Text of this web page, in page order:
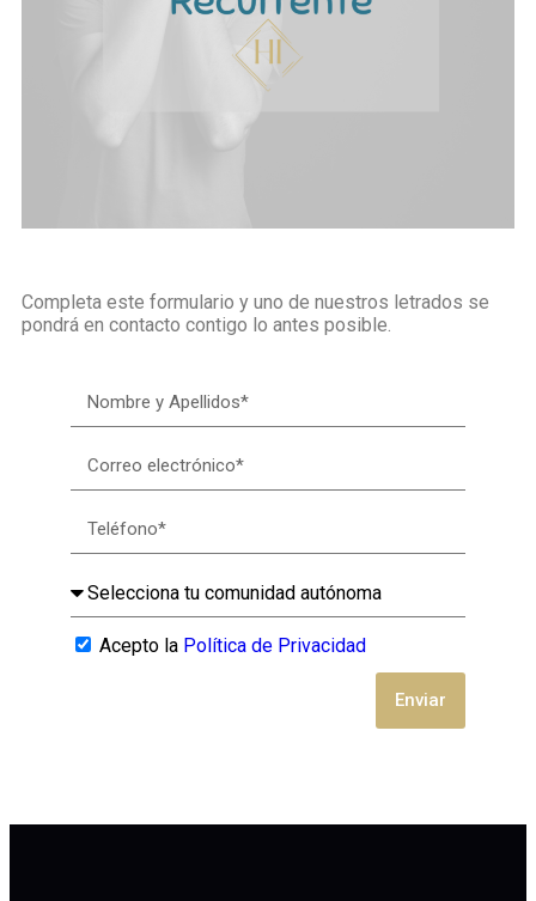
Completa este formulario y uno de nuestros letrados se
pondrá en contacto contigo lo antes posible.
Acepto la Política de Privacidad
Enviar